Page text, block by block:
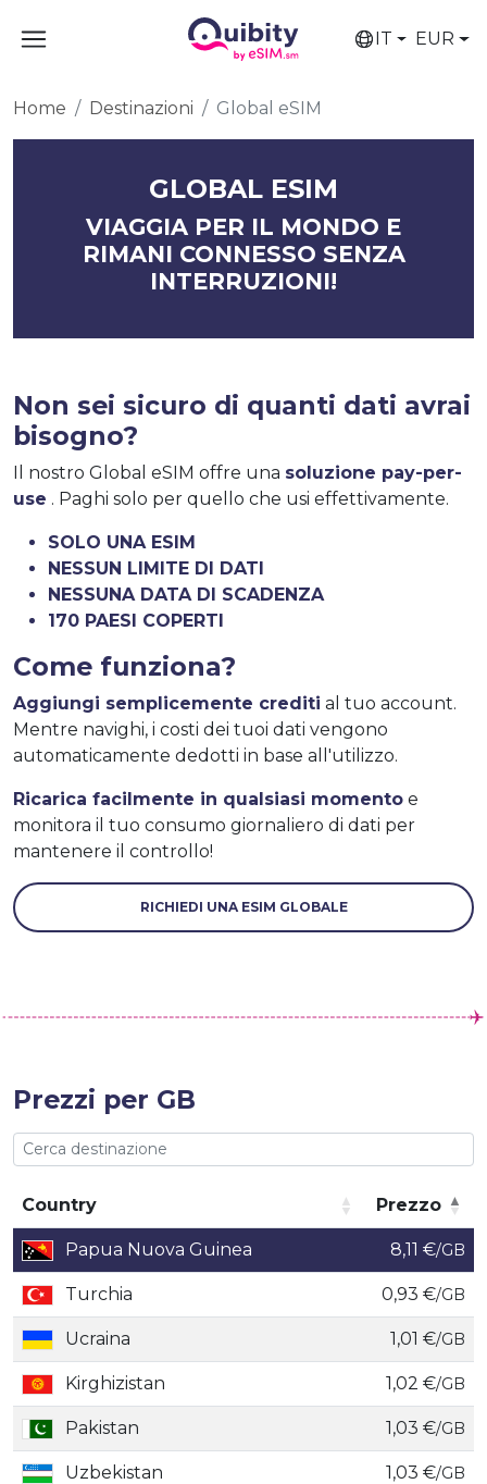
IT EUR
Home Destinazioni Global eSIM
GLOBAL ESIM
VIAGGIA PER IL MONDO E
RIMANI CONNESSO SENZA
INTERRUZIONI!
Non sei sicuro di quanti dati avrai
bisogno?
Il nostro Global eSIM offre una soluzione pay-per-
use . Paghi solo per quello che usi effettivamente.
SOLO UNA ESIM
NESSUN LIMITE DI DATI
NESSUNA DATA DI SCADENZA
170 PAESI COPERTI
Come funziona?
Aggiungi semplicemente crediti al tuo account.
Mentre navighi, i costi dei tuoi dati vengono
automaticamente dedotti in base all'utilizzo.
Ricarica facilmente in qualsiasi momento e
monitora il tuo consumo giornaliero di dati per
mantenere il controllo!
RICHIEDI UNA ESIM GLOBALE
Prezzi per GB
Country
Prezzo
Country
Prezzo
Papua Nuova Guinea 8,11 €/GB
Turchia 0,93 €/GB
Ucraina 1,01 €/GB
Kirghizistan 1,02 €/GB
Pakistan 1,03 €/GB
Uzbekistan 1,03 €/GB